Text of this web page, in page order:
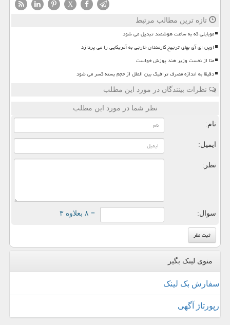
X
تازه ترین مطالب مرتبط
موبایلی که به ساعت هوشمند تبدیل می شود
اوپن ای آی بهای ترجیح کارمندان خارجی به آمریکایی را می پردازد
متا از نخست وزیر هند پوزش خواست
دقیقا به اندازه مصرف ترافیک بین الملل از حجم بسته کسر می شود
نظرات بینندگان در مورد این مطلب
نظر شما در مورد این مطلب
نام:
ایمیل:
نظر:
سوال: = ۸ بعلاوه ۳
منوی لینک بگیر
سفارش بک لینک
رپورتاژ آگهی